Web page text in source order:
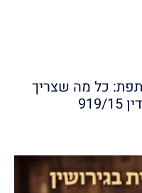
כל מה שצריך